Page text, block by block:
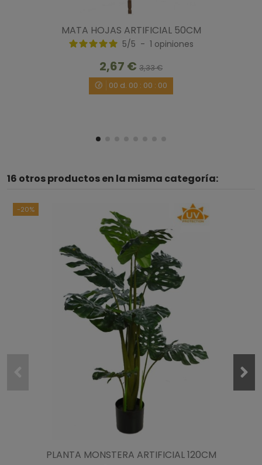
MATA HOJAS ARTIFICIAL 50CM
5/5 - 1 opiniones
2,67 € 3,33 €
00 d. 00 : 00 : 00
16 otros productos en la misma categoría:
-20%
PLANTA MONSTERA ARTIFICIAL 120CM